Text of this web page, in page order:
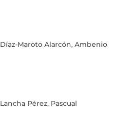
Díaz-Maroto Alarcón, Ambenio
Lancha Pérez, Pascual